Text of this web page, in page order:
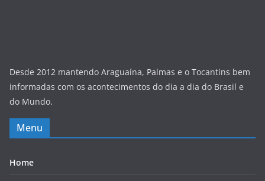
Desde 2012 mantendo Araguaína, Palmas e o Tocantins bem
informadas com os acontecimentos do dia a dia do Brasil e
do Mundo.
Menu
Home